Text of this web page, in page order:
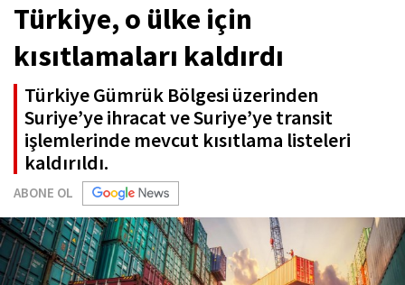
Türkiye, o ülke için
kısıtlamaları kaldırdı
Türkiye Gümrük Bölgesi üzerinden
Suriye’ye ihracat ve Suriye’ye transit
işlemlerinde mevcut kısıtlama listeleri
kaldırıldı.
ABONE OL